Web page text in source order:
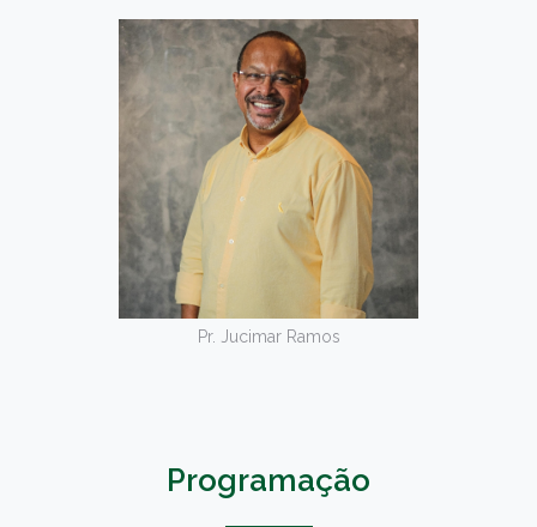
Pr. Jucimar Ramos
Programação